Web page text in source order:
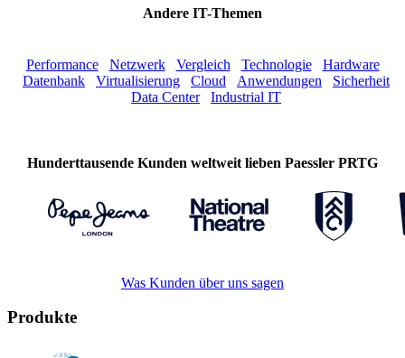
Andere IT-Themen
Performance Netzwerk Vergleich Technologie
Hardware
Datenbank
Virtualisierung Cloud Anwendungen
Sicherheit
Data Center
Industrial IT
Hunderttausende Kunden weltweit lieben Paessler PRTG
Was Kunden über uns sagen
Produkte